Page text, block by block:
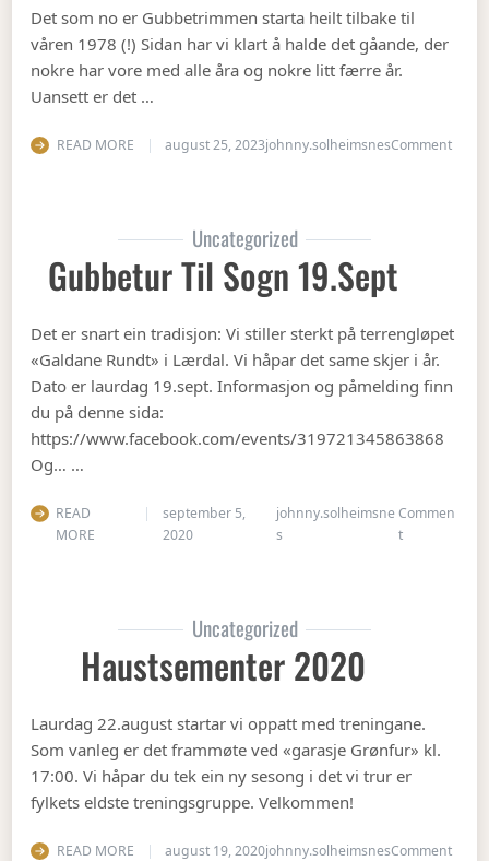
Det som no er Gubbetrimmen starta heilt tilbake til
våren 1978 (!) Sidan har vi klart å halde det gåande, der
nokre har vore med alle åra og nokre litt færre år.
Uansett er det …
READ MORE august 25, 2023johnny.solheimsnesCommenton
Uncategorized
Gubbetur Til Sogn 19.sept
Det er snart ein tradisjon: Vi stiller sterkt på terrengløpet
«Galdane Rundt» i Lærdal. Vi håpar det same skjer i år.
Dato er laurdag 19.sept. Informasjon og påmelding finn
du på denne sida:
https://www.facebook.com/events/319721345863868
Og… …
READ
MORE
september 5,
2020
johnny.solheimsne
s
Commen
ton Gubbetur
Uncategorized
Haustsementer 2020
Laurdag 22.august startar vi oppatt med treningane.
Som vanleg er det frammøte ved «garasje Grønfur» kl.
17:00. Vi håpar du tek ein ny sesong i det vi trur er
fylkets eldste treningsgruppe. Velkommen!
READ MORE august 19, 2020johnny.solheimsnesCommenton